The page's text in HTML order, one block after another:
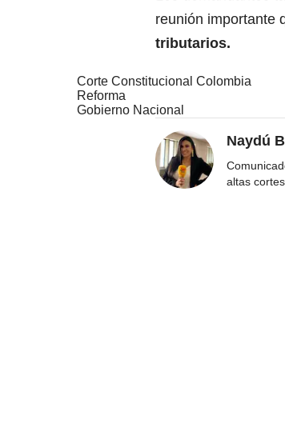
reunión importante
tributarios.
Corte Constitucional Colombia
Reforma
Gobierno Nacional
Naydú
altas